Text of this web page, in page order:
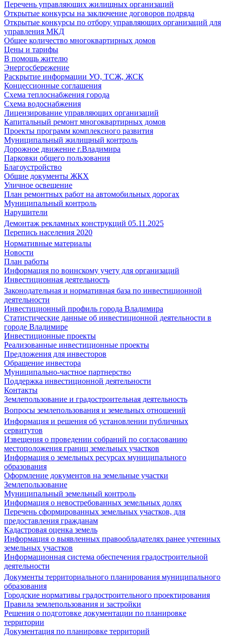
Перечень управляющих жилищных организаций
Открытые конкурсы на заключение договоров подряда
Открытые конкурсы по отбору управляющих организаций для
управления МКД
Общее количество многоквартирных домов
Цены и тарифы
В помощь жителю
Энергосбережение
Раскрытие информации УО, ТСЖ, ЖСК
Концессионные соглашения
Схема теплоснабжения города
Схема водоснабжения
Лицензирование управляющих организаций
Капитальный ремонт многоквартирных домов
Проекты программ комплексного развития
Муниципальный жилищный контроль
Дорожное движение г.Владимира
Парковки общего пользования
Благоустройство
Общие документы ЖКХ
Уличное освещение
План ремонтных работ на автомобильных дорогах
Муниципальный контроль
Нарушители
Демонтаж рекламных конструкций 05.11.2025
Перепись населения 2020
Нормативные материалы
Новости
План работы
Информация по воинскому учету для организаций
Инвестиционная деятельность
Законодательная и нормативная база по инвестиционной
деятельности
Инвестиционный профиль города Владимира
Статистические данные об инвестиционной деятельности в
городе Владимире
Инвестиционные проекты
Реализованные инвестиционные проекты
Предложения для инвесторов
Обращение инвестора
Муниципально-частное партнерство
Поддержка инвестиционной деятельности
Контакты
Землепользование и градостроительная деятельность
Вопросы землепользования и земельных отношений
Информация и решения об установлении публичных
сервитутов
Извещения о проведении собраний по согласованию
местоположения границ земельных участков
Информация о земельных ресурсах муниципального
образования
Оформление документов на земельные участки
Землепользование
Муниципальный земельный контроль
Информация о невостребованных земельных долях
Перечень сформированных земельных участков, для
предоставления гражданам
Кадастровая оценка земель
Информация о выявленных правообладателях ранее учтенных
земельных участков
Информационная система обеспечения градостроительной
деятельности
Документы территориального планирования муниципального
образования
Городские нормативы градостроительного проектирования
Правила землепользования и застройки
Решения о подготовке документации по планировке
территории
Документация по планировке территорий